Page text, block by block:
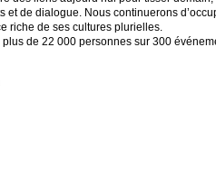
et de dialogue. Nous continuerons
riche de ses cultures plurielles.
de 22 000 personnes sur 300